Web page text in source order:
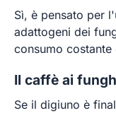
Sì, è pensato per
adattogeni dei
consumo
Il caffè ai
Se il digiuno è